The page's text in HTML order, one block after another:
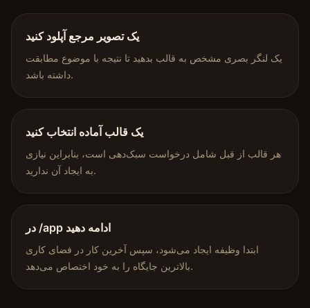
یک تصویر مرجع آپلود کنید
یک لنگر بصری مشخص به قالب بدهید تا نتیجه با موضوع مطابقت
داشته باشد.
یک قالب آماده انتخاب کنید
هر قالب از قبل شامل درخواست سبک‌دهی است، بنابراین نیازی
به ایجاد آن ندارید.
در /app ادامه دهید
ابتدا وظیفه ایجاد می‌شود، سپس آخرین کار در فضای کاری
بالاترین جایگاه را به خود اختصاص می‌دهد.